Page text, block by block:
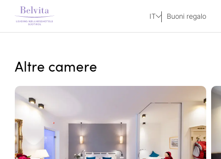
IT Buoni regalo
Altre camere